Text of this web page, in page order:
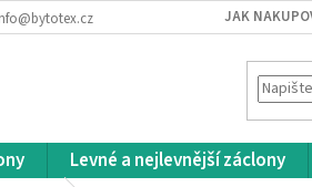
JAK
Levné a nejlevnější záclony